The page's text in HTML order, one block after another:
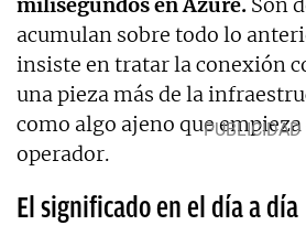
acumulan sobre todo lo
insiste en tratar la conexión
una pieza más de la
como algo ajeno que empieza
operador.
El significado en el día a día